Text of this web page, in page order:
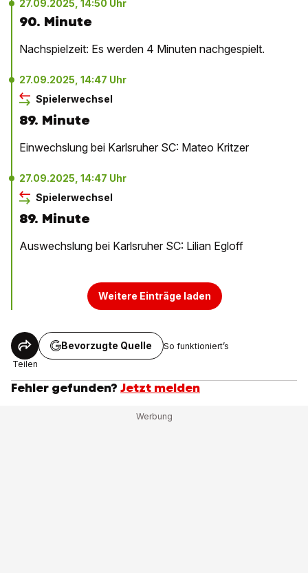
27.09.2025, 14:50 Uhr
90. Minute
Nachspielzeit: Es werden 4 Minuten nachgespielt.
27.09.2025, 14:47 Uhr
Spielerwechsel
89. Minute
Einwechslung bei Karlsruher SC: Mateo Kritzer
27.09.2025, 14:47 Uhr
Spielerwechsel
89. Minute
Auswechslung bei Karlsruher SC: Lilian Egloff
Weitere Einträge laden
Teilen
Bevorzugte Quelle So funktioniert’s
Fehler gefunden? Jetzt melden